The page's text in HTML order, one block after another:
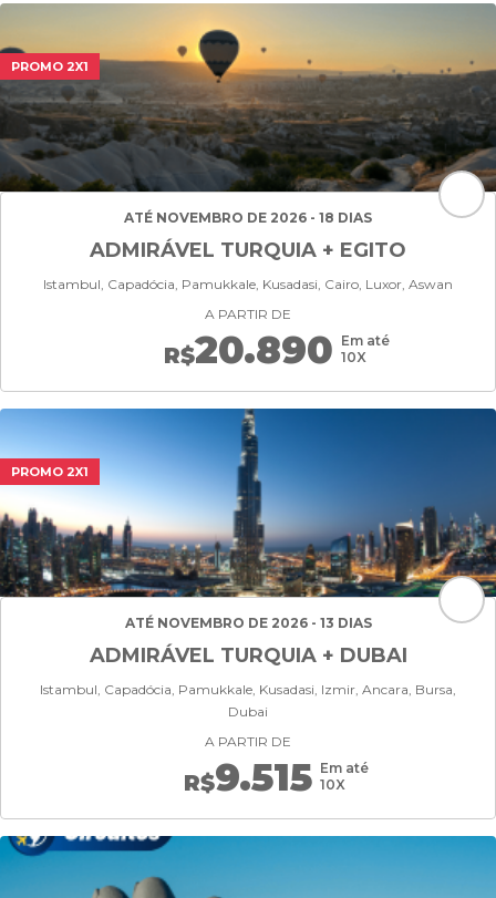
PROMO 2X1
ATÉ NOVEMBRO DE 2026 - 18 DIAS
ADMIRÁVEL TURQUIA + EGITO
Istambul, Capadócia, Pamukkale, Kusadasi, Cairo, Luxor, Aswan
A PARTIR DE
R$20.890 Em até
10X
PROMO 2X1
ATÉ NOVEMBRO DE 2026 - 13 DIAS
ADMIRÁVEL TURQUIA + DUBAI
Istambul, Capadócia, Pamukkale, Kusadasi, Izmir, Ancara, Bursa,
Dubai
A PARTIR DE
R$9.515 Em até
10X